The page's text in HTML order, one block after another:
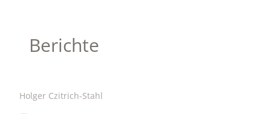
Berichte
Holger Czitrich-Stahl